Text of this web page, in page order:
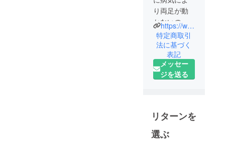
り両足が動
かないので
車いすに
乗ってま
す。車いす
バスケした
りクライミ
トの企画を
するお仕事
をしたりし
https://www.forcestart.info/
特定商取引
法に基づく
表記
メッセー
ジを送る
リターンを
選ぶ